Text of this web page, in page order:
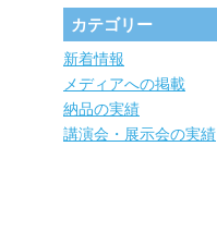
カテゴリー
新着情報
メディアへの掲載
納品の実績
講演会・展示会の実績